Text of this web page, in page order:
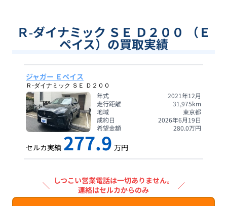
Ｒ‐ダイナミック ＳＥ Ｄ２００ （Ｅ
ペイス）の買取実績
ジャガー Ｅペイス
Ｒ‐ダイナミック ＳＥ Ｄ２００
年式
2021年12月
走行距離
31,975km
地域
東京都
成約日
2026年6月19日
希望金額
280.0万円
セルカ実績 277.9 万円
＼ しつこい営業電話は一切ありません。
連絡はセルカからのみ
／